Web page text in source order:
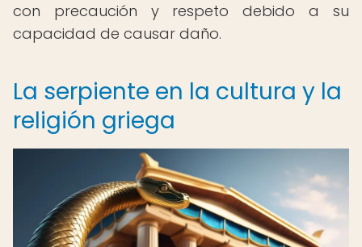
con precaución y respeto debido a su
capacidad de causar daño.
La serpiente en la cultura y la
religión griega